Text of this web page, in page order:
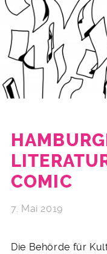
COMIC
7. Mai 2019
Die Behörde für